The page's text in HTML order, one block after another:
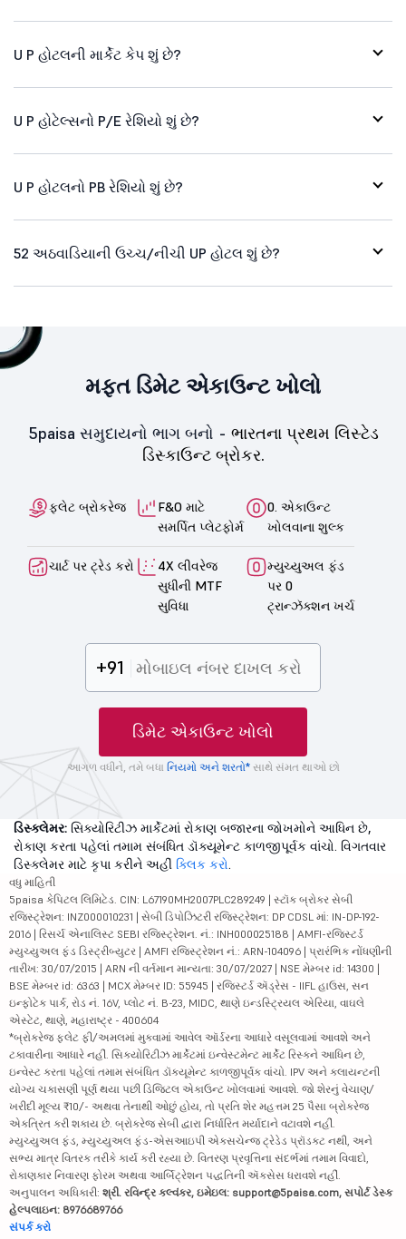
U P હોટલની માર્કેટ કેપ શું છે?
U P હોટેલ્સનો P/E રેશિયો શું છે?
U P હોટલનો PB રેશિયો શું છે?
52 અઠવાડિયાની ઉચ્ચ/નીચી UP હોટલ શું છે?
મફત ડિમેટ એકાઉન્ટ ખોલો
5paisa સમુદાયનો ભાગ બનો - ભારતના પ્રથમ લિસ્ટેડ
ડિસ્કાઉન્ટ બ્રોકર.
ફ્લેટ બ્રોકરેજ
F&O માટે
સમર્પિત પ્લેટફોર્મ
0. એકાઉન્ટ
ખોલવાના શુલ્ક
ચાર્ટ પર ટ્રેડ કરો
4X લીવરેજ
સુધીની MTF
સુવિધા
મ્યુચ્યુઅલ ફંડ
પર 0
ટ્રાન્ઝૅક્શન ખર્ચ
+91
ડિમેટ એકાઉન્ટ ખોલો
આગળ વધીને, તમે બધા નિયમો અને શરતો*સાથે સંમત થાઓ છો
ડિસ્ક્લેમર: સિક્યોરિટીઝ માર્કેટમાં રોકાણ બજારના જોખમોને આધિન છે,
રોકાણ કરતા પહેલાં તમામ સંબંધિત ડૉક્યૂમેન્ટ કાળજીપૂર્વક વાંચો. વિગતવાર
ડિસ્ક્લેમર માટે કૃપા કરીને અહીં ક્લિક કરો.
વધુ માહિતી
5paisa કેપિટલ લિમિટેડ. CIN: L67190MH2007PLC289249 | સ્ટૉક બ્રોકર સેબી
રજિસ્ટ્રેશન: INZ000010231 | સેબી ડિપોઝિટરી રજિસ્ટ્રેશન: DP CDSL માં: IN-DP-192-
2016 | રિસર્ચ એનાલિસ્ટ SEBI રજિસ્ટ્રેશન. નં.: INH000025188 | AMFI-રજિસ્ટર્ડ
મ્યુચ્યુઅલ ફંડ ડિસ્ટ્રીબ્યુટર | AMFI રજિસ્ટ્રેશન નં.: ARN-104096 | પ્રારંભિક નોંધણીની
તારીખ: 30/07/2015 | ARN ની વર્તમાન માન્યતા: 30/07/2027 | NSE મેમ્બર id: 14300 |
BSE મેમ્બર id: 6363 | MCX મેમ્બર ID: 55945 | રજિસ્ટર્ડ ઍડ્રેસ - IIFL હાઉસ, સન
ઇન્ફોટેક પાર્ક, રોડ નં. 16V, પ્લોટ નં. B-23, MIDC, થાણે ઇન્ડસ્ટ્રિયલ એરિયા, વાઘલે
એસ્ટેટ, થાણે, મહારાષ્ટ્ર - 400604
*બ્રોકરેજ ફ્લેટ ફી/અમલમાં મુકવામાં આવેલ ઑર્ડરના આધારે વસૂલવામાં આવશે અને
ટકાવારીના આધારે નહીં. સિક્યોરિટીઝ માર્કેટમાં ઇન્વેસ્ટમેન્ટ માર્કેટ રિસ્કને આધિન છે,
ઇન્વેસ્ટ કરતા પહેલાં તમામ સંબંધિત ડૉક્યૂમેન્ટ કાળજીપૂર્વક વાંચો. IPV અને ક્લાયન્ટની
યોગ્ય ચકાસણી પૂર્ણ થયા પછી ડિજિટલ એકાઉન્ટ ખોલવામાં આવશે. જો શેરનું વેચાણ/
ખરીદી મૂલ્ય ₹10/- અથવા તેનાથી ઓછું હોય, તો પ્રતિ શેર મહત્તમ 25 પૈસા બ્રોકરેજ
એકત્રિત કરી શકાય છે. બ્રોકરેજ સેબી દ્વારા નિર્ધારિત મર્યાદાને વટાવશે નહીં.
મ્યુચ્યુઅલ ફંડ, મ્યુચ્યુઅલ ફંડ-એસઆઇપી એક્સચેન્જ ટ્રેડેડ પ્રૉડક્ટ નથી, અને
સભ્ય માત્ર વિતરક તરીકે કાર્ય કરી રહ્યા છે. વિતરણ પ્રવૃત્તિના સંદર્ભમાં તમામ વિવાદો,
રોકાણકાર નિવારણ ફોરમ અથવા આર્બિટ્રેશન પદ્ધતિની ઍક્સેસ ધરાવશે નહીં.
અનુપાલન અધિકારી: શ્રી. રવિન્દ્ર કલ્વંકર, ઇમેઇલ: support@5paisa.com, સપોર્ટ ડેસ્ક
હેલ્પલાઇન: 8976689766
સંપર્ક કરો